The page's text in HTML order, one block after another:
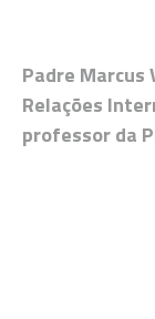
Padre Marcus
Relações
professor da